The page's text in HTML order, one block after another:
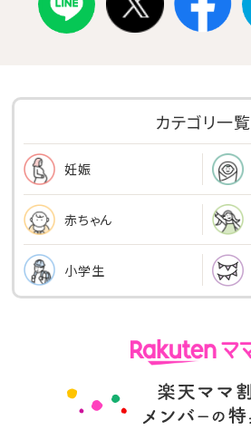
カテゴリ一覧
妊娠
赤ちゃん
小学生